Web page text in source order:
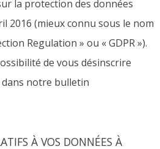
la protection des données
2016 (mieux connu sous le nom
Regulation » ou « GDPR »).
de vous désinscrire
notre bulletin
À VOS DONNÉES À